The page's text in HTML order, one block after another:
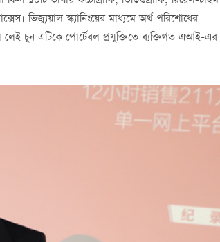
ভিজ্যুয়াল স্ক্যানিংয়ের মাধ্যমে অর্থ পরিশোধের
লেই চুন এটিকে পোর্টেবল প্রযুক্তিতে ব্যক্তিগত এআই-এর